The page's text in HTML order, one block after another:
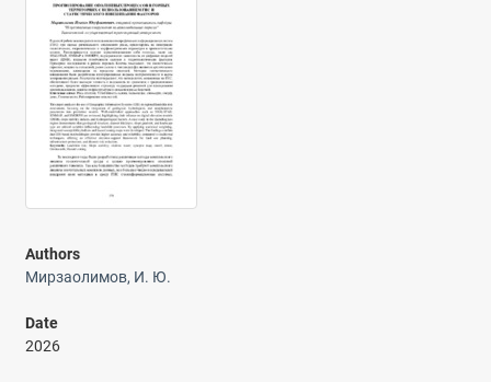
Authors
Мирзаолимов, И. Ю.
Date
2026